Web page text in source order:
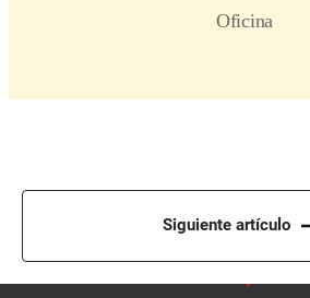
Siguiente artículo